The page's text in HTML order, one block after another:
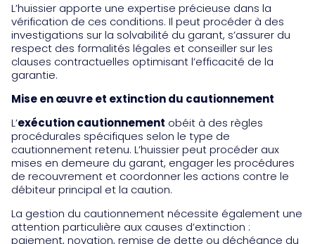
L’huissier apporte une expertise précieuse dans la
vérification de ces conditions. Il peut procéder à des
investigations sur la solvabilité du garant, s’assurer du
respect des formalités légales et conseiller sur les
clauses contractuelles optimisant l’efficacité de la
garantie.
Mise en œuvre et extinction du cautionnement
L’exécution cautionnement obéit à des règles
procédurales spécifiques selon le type de
cautionnement retenu. L’huissier peut procéder aux
mises en demeure du garant, engager les procédures
de recouvrement et coordonner les actions contre le
débiteur principal et la caution.
La gestion du cautionnement nécessite également une
attention particulière aux causes d’extinction :
paiement, novation, remise de dette ou déchéance du